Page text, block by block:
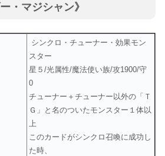
・マジシャン》
シンクロ・チューナー・効果モン
スター
星５/光属性/魔法使い族/攻1900/守
0
チューナー＋チューナー以外の「Ｔ
Ｇ」と名のついたモンスター１体以
上
このカードがシンクロ召喚に成功し
た時、